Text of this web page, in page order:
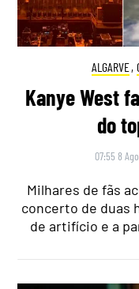
ALGARVE,
Kanye West
do
07:55 8
Milhares de fãs
concerto de duas
de artifício e a